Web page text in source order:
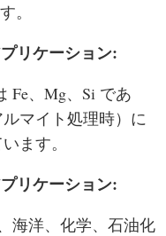
。
リケーション:
Fe、Mg、Si であ
マイト処理時）に
ます。
リケーション:
海洋、化学、石油化